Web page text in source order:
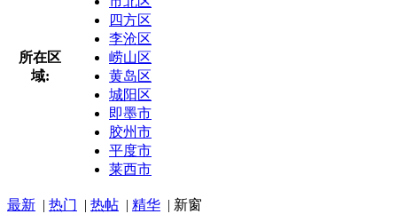
所在区
域:
四方区
李沧区
崂山区
黄岛区
城阳区
即墨市
胶州市
平度市
莱西市
最新 | 热门 | 热帖 | 精华 | 新窗